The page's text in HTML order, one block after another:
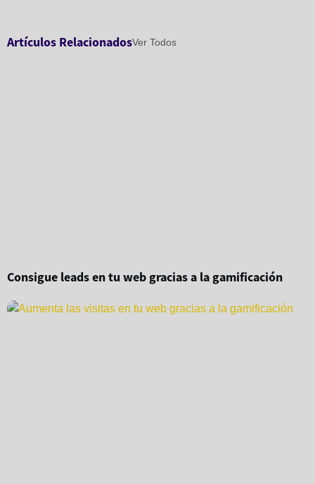
Artículos RelacionadosVer Todos
Consigue leads en tu web gracias a la gamificación